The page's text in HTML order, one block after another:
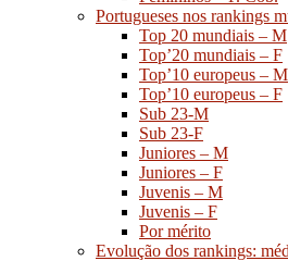
Portugueses nos rankings
Top 20 mundiais – M
Top’20 mundiais – F
Top’10 europeus – M
Top’10 europeus – F
Sub 23-M
Sub 23-F
Juniores – M
Juniores – F
Juvenis – M
Juvenis – F
Por mérito
Evolução dos rankings: